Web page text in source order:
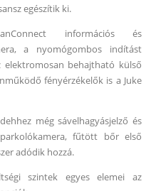
egészítik ki.
információs és
a nyomógombos indítást
elektromosan behajtható külső
fényérzékelők is a Juke
még sávelhagyásjelző és
fűtött bőr első
adódik hozzá.
szintek egyes elemei az